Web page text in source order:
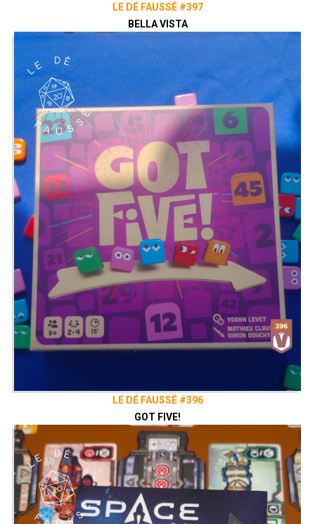
LE DÉ FAUSSÉ #397
BELLA VISTA
LE DÉ FAUSSÉ #396
GOT FIVE!